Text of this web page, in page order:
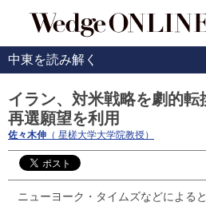
中東を読み解く
イラン、対米戦略を劇的
再選願望を利用
佐々木伸 （ 星槎大学大学院教授）
ニューヨーク・タイムズなどによる